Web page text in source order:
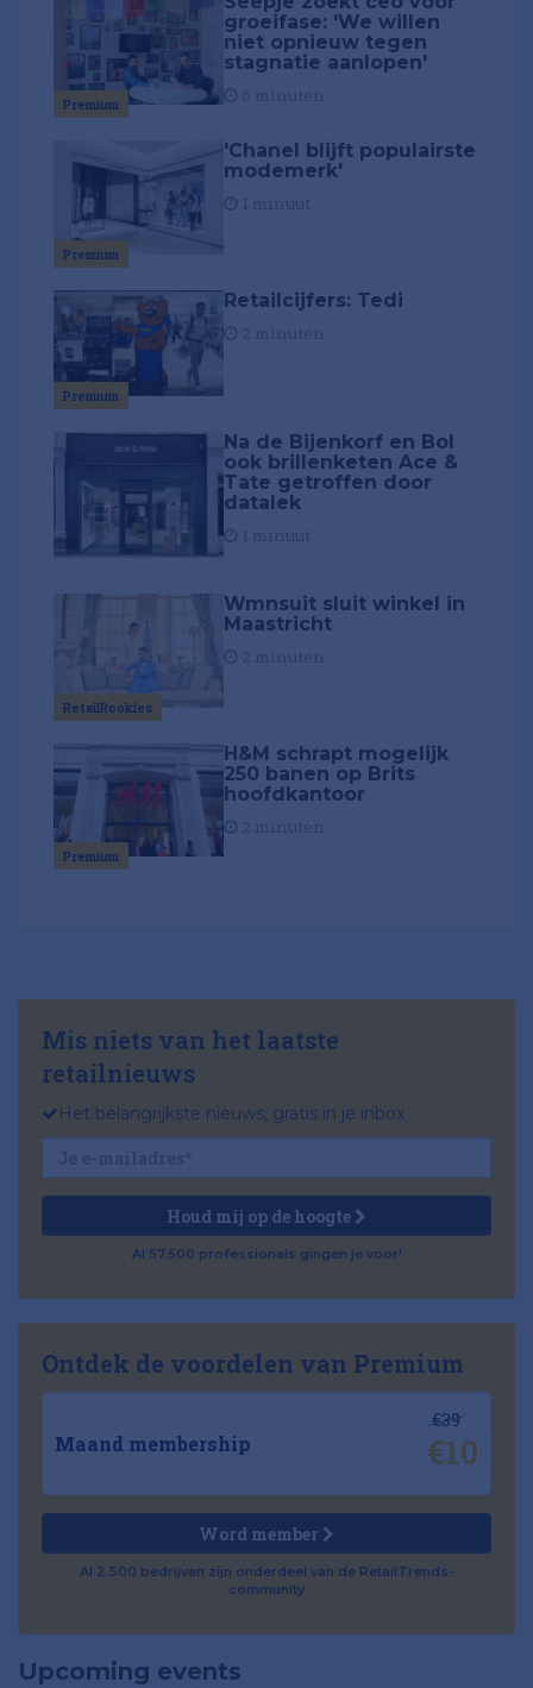
Premium
groeifase: 'We willen
niet opnieuw tegen
stagnatie aanlopen'
Premium
'Chanel blijft populairste
modemerk'
Premium
Retailcijfers: Tedi
Na de Bijenkorf en Bol
ook brillenketen Ace &
Tate getroffen door
datalek
RetailRookies
Wmnsuit sluit winkel in
Maastricht
Premium
H&M schrapt mogelijk
250 banen op Brits
hoofdkantoor
Mis niets van het laatste
retailnieuws
Het belangrijkste nieuws, gratis in je inbox
Houd mij op de hoogte
Al 57.500 professionals gingen je voor!
Ontdek de voordelen van Premium
Maand membership
€39
€10
Word member
Al 2.500 bedrijven zijn onderdeel van de RetailTrends-
community
Upcoming events